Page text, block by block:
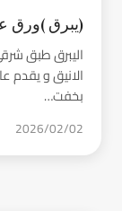
(يبرق
اليبرق طبق
الانيق و يقدم
بخفت…
2026/02/02